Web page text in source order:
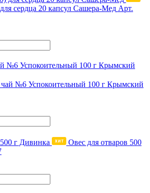
сердца 20 капсул Сашера-Мед Арт.
№6 Успокоительный 100 г Крымский
Овес для отваров 500